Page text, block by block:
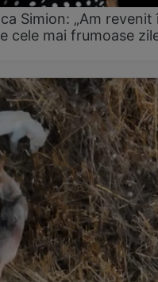
Simion: „Am revenit
cele mai frumoase